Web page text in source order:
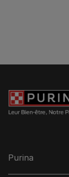
Purina